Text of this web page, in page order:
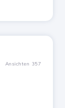
Ansichten 357